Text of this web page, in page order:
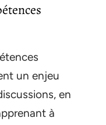
un enjeu
en
à